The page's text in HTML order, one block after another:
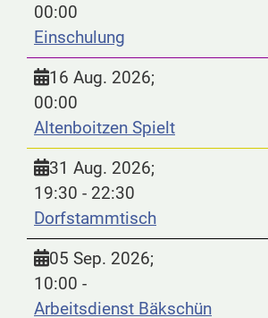
00:00
Einschulung
16 Aug. 2026;
00:00
Altenboitzen Spielt
31 Aug. 2026;
19:30 - 22:30
Dorfstammtisch
05 Sep. 2026;
10:00 -
Arbeitsdienst Bäkschün